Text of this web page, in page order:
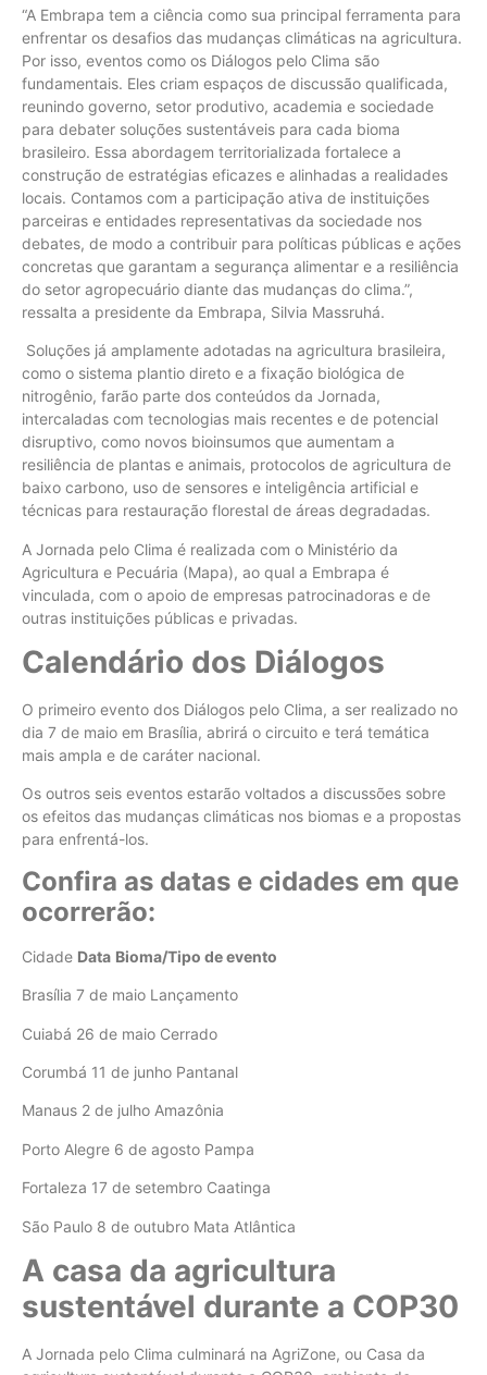
“A Embrapa tem a ciência como sua principal ferramenta para
enfrentar os desafios das mudanças climáticas na agricultura.
Por isso, eventos como os Diálogos pelo Clima são
fundamentais. Eles criam espaços de discussão qualificada,
reunindo governo, setor produtivo, academia e sociedade
para debater soluções sustentáveis para cada bioma
brasileiro. Essa abordagem territorializada fortalece a
construção de estratégias eficazes e alinhadas a realidades
locais. Contamos com a participação ativa de instituições
parceiras e entidades representativas da sociedade nos
debates, de modo a contribuir para políticas públicas e ações
concretas que garantam a segurança alimentar e a resiliência
do setor agropecuário diante das mudanças do clima.”,
ressalta a presidente da Embrapa, Silvia Massruhá.
Soluções já amplamente adotadas na agricultura brasileira,
como o sistema plantio direto e a fixação biológica de
nitrogênio, farão parte dos conteúdos da Jornada,
intercaladas com tecnologias mais recentes e de potencial
disruptivo, como novos bioinsumos que aumentam a
resiliência de plantas e animais, protocolos de agricultura de
baixo carbono, uso de sensores e inteligência artificial e
técnicas para restauração florestal de áreas degradadas.
A Jornada pelo Clima é realizada com o Ministério da
Agricultura e Pecuária (Mapa), ao qual a Embrapa é
vinculada, com o apoio de empresas patrocinadoras e de
outras instituições públicas e privadas.
Calendário dos Diálogos
O primeiro evento dos Diálogos pelo Clima, a ser realizado no
dia 7 de maio em Brasília, abrirá o circuito e terá temática
mais ampla e de caráter nacional.
Os outros seis eventos estarão voltados a discussões sobre
os efeitos das mudanças climáticas nos biomas e a propostas
para enfrentá-los.
Confira as datas e cidades em que
ocorrerão:
Cidade Data Bioma/Tipo de evento
Brasília 7 de maio Lançamento
Cuiabá 26 de maio Cerrado
Corumbá 11 de junho Pantanal
Manaus 2 de julho Amazônia
Porto Alegre 6 de agosto Pampa
Fortaleza 17 de setembro Caatinga
São Paulo 8 de outubro Mata Atlântica
A casa da agricultura
sustentável durante a COP30
A Jornada pelo Clima culminará na AgriZone, ou Casa da